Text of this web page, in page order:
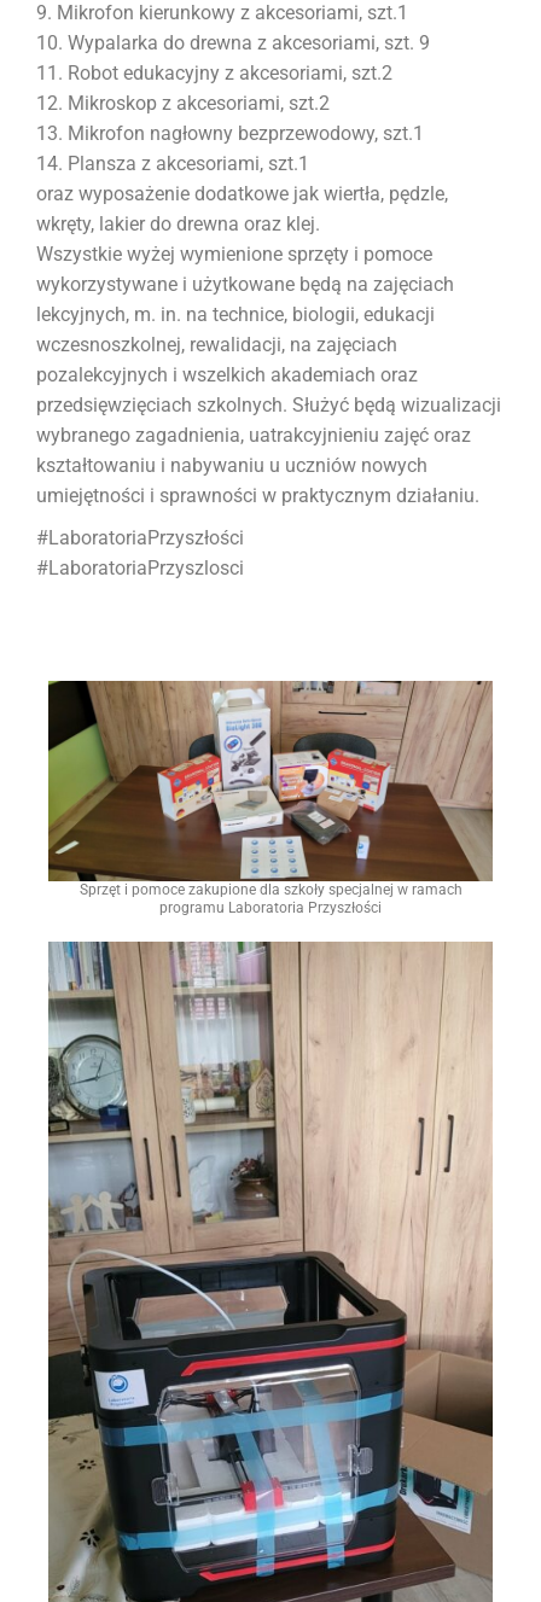
9. Mikrofon kierunkowy z akcesoriami, szt.1
10. Wypalarka do drewna z akcesoriami, szt. 9
11. Robot edukacyjny z akcesoriami, szt.2
12. Mikroskop z akcesoriami, szt.2
13. Mikrofon nagłowny bezprzewodowy, szt.1
14. Plansza z akcesoriami, szt.1
oraz wyposażenie dodatkowe jak wiertła, pędzle,
wkręty, lakier do drewna oraz klej.
Wszystkie wyżej wymienione sprzęty i pomoce
wykorzystywane i użytkowane będą na zajęciach
lekcyjnych, m. in. na technice, biologii, edukacji
wczesnoszkolnej, rewalidacji, na zajęciach
pozalekcyjnych i wszelkich akademiach oraz
przedsięwzięciach szkolnych. Służyć będą wizualizacji
wybranego zagadnienia, uatrakcyjnieniu zajęć oraz
kształtowaniu i nabywaniu u uczniów nowych
umiejętności i sprawności w praktycznym działaniu.
#LaboratoriaPrzyszłości
#LaboratoriaPrzyszlosci
Sprzęt i pomoce zakupione dla szkoły specjalnej w ramach
programu Laboratoria Przyszłości